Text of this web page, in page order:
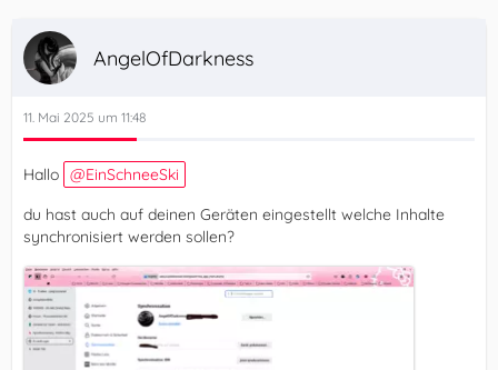
AngelOfDarkness
11. Mai 2025 um 11:48
Hallo
EinSchneeSki
du hast auch auf deinen Geräten eingestellt welche Inhalte
synchronisiert werden sollen?